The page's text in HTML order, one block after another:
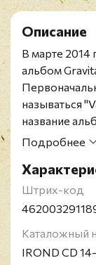
Описание
В марте 2014
альбом
называться
название
работа с
159
Рок-группа
считается
Buggles.
1986 года,
Подробнее
Штрих-код
Каталожный
IROND CD